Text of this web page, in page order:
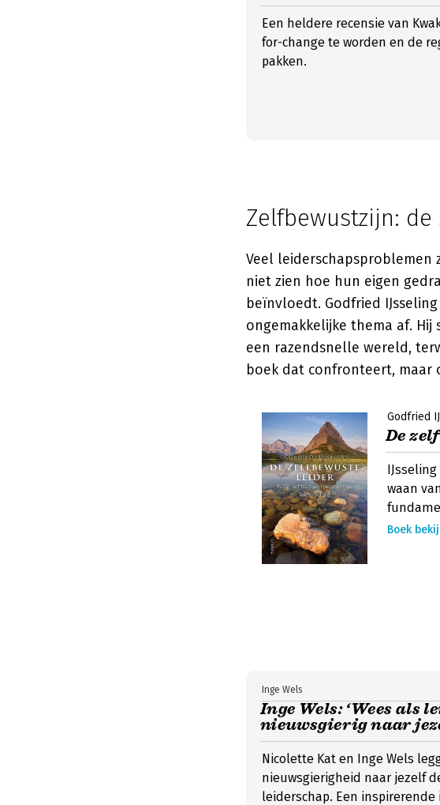
Een heldere recensie van
for-change te worden en de
pakken.
Zelfbewustzijn:
Veel leiderschapsproblemen
niet zien hoe hun eigen
beïnvloedt. Godfried
ongemakkelijke thema af.
een razendsnelle wereld,
boek dat confronteert, maar
Godfried
De
waan
Boek
Inge Wels: ‘Wees als
nieuwsgierig naar
Inge Wels
Nicolette Kat en Inge Wels
nieuwsgierigheid naar jezelf
leiderschap. Een